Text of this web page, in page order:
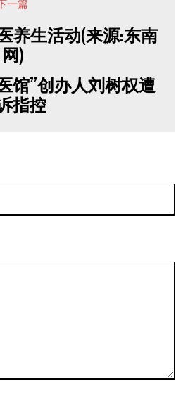
一篇
馆”创办人刘树权遭
指控